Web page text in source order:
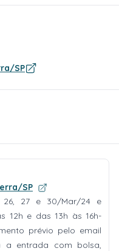
SP
SP
26, 27 e 30/Mar/24 e
12h e das 13h às 16h-
prévio pelo email
a entrada com bolsa,